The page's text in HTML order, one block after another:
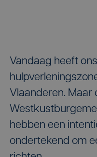
Vandaag heeft
Vlaanderen. Maar
hebben een
ondertekend om